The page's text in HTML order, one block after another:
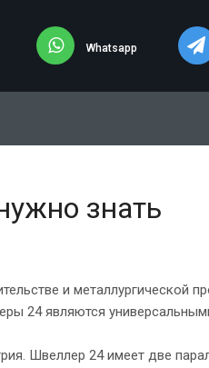
Whatsapp
знать
и металлургической
24 являются
Швеллер 24 имеет две